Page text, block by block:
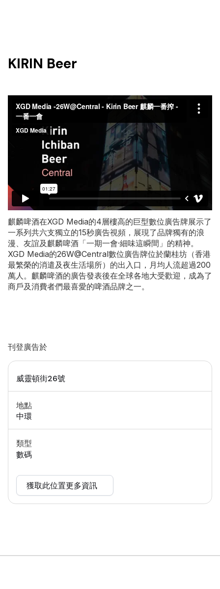
KIRIN Beer
麒麟啤酒在XGD Media的4層樓高的巨型數位廣告牌展示了
一系列共六支獨立的15秒廣告視頻，展現了品牌獨有的浪
漫、友誼及麒麟啤酒「一期一會·細味這瞬間」的精神。
XGD Media的26W@Central數位廣告牌位於蘭桂坊（香港
最繁榮的消遣及夜生活場所）的出入口，月均人流超過200
萬人。麒麟啤酒的廣告發表後在全球各地大受歡迎，成為了
商戶及消費者們最喜愛的啤酒品牌之一。
刊登廣告於
威靈頓街26號
地點
中環
類型
數碼
獲取此位置更多資訊